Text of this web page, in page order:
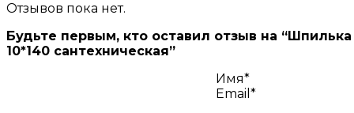
Отзывов пока нет.
Будьте первым, кто оставил отзыв на “Шпилька
10*140 сантехническая”
Имя*
Email*